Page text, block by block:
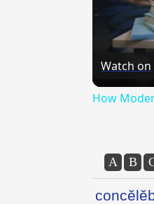
Watch on
How
A B